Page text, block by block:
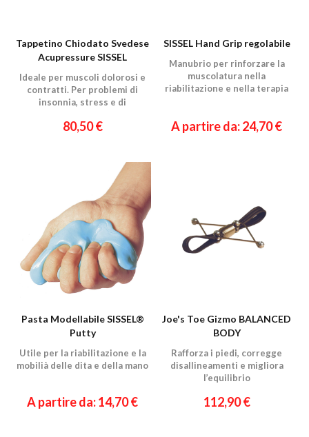
Tappetino Chiodato Svedese
Acupressure SISSEL
Ideale per muscoli dolorosi e
contratti. Per problemi di
insonnia, stress e di
80,50 €
SISSEL Hand Grip regolabile
Manubrio per rinforzare la
muscolatura nella
riabilitazione e nella terapia
A partire da: 24,70 €
Pasta Modellabile SISSEL®
Putty
Utile per la riabilitazione e la
mobilià delle dita e della mano
A partire da: 14,70 €
Joe's Toe Gizmo BALANCED
BODY
Rafforza i piedi, corregge
disallineamenti e migliora
l’equilibrio
112,90 €